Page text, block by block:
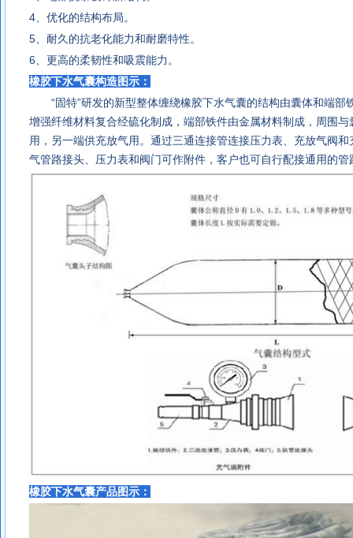
4、优化的结构布局。
5、耐久的抗老化能力和耐磨特性。
6、更高的柔韧性和吸震能力。
橡胶下水气囊构造图示：
“固特”研发的新型整体缠绕橡胶下水气囊的结构由囊体和端部
增强纤维材料复合经硫化制成，端部铁件由金属材料制成，周围
用，另一端供充放气用。通过三通连接管连接压力表、充放气阀
气管路接头、压力表和阀门可作附件，客户也可自行配接通用的管
橡胶下水气囊产品图示：